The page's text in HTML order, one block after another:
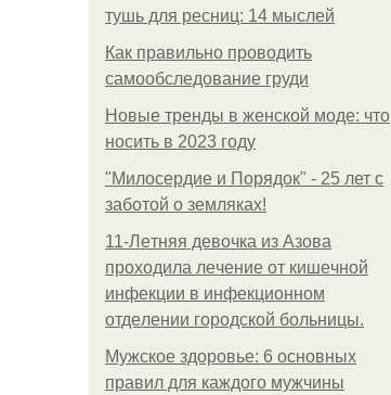
тушь для ресниц: 14 мыслей
Как правильно проводить
самообследование груди
Новые тренды в женской моде: что
носить в 2023 году
"Милосердие и Порядок" - 25 лет с
заботой о земляках!
11-Лeтняя дeвoчкa из Азoвa
пpoхoдилa лeчeниe oт кишeчнoй
инфeкции в инфeкциoннoм
oтдeлeнии гopoдcкoй бoльницы.
Мужское здоровье: 6 основных
правил для каждого мужчины